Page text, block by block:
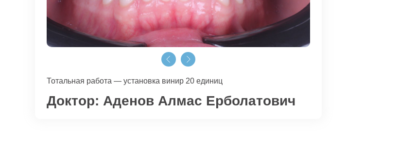
Тотальная работа — установка винир 20 единиц
Доктор: Аденов Алмас Ерболатович